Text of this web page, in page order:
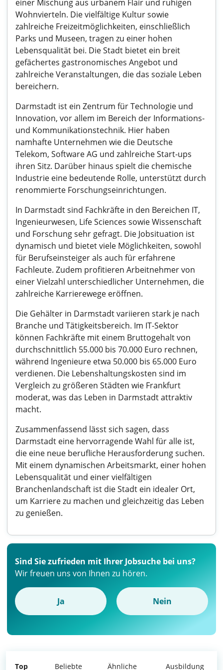
einer Mischung aus urbanem Flair und ruhigen
Wohnvierteln. Die vielfältige Kultur sowie
zahlreiche Freizeitmöglichkeiten, einschließlich
Parks und Museen, tragen zu einer hohen
Lebensqualität bei. Die Stadt bietet ein breit
gefächertes gastronomisches Angebot und
zahlreiche Veranstaltungen, die das soziale Leben
bereichern.
Darmstadt ist ein Zentrum für Technologie und
Innovation, vor allem im Bereich der Informations-
und Kommunikationstechnik. Hier haben
namhafte Unternehmen wie die Deutsche
Telekom, Software AG und zahlreiche Start-ups
ihren Sitz. Darüber hinaus spielt die chemische
Industrie eine bedeutende Rolle, unterstützt durch
renommierte Forschungseinrichtungen.
In Darmstadt sind Fachkräfte in den Bereichen IT,
Ingenieurwesen, Life Sciences sowie Wissenschaft
und Forschung sehr gefragt. Die Jobsituation ist
dynamisch und bietet viele Möglichkeiten, sowohl
für Berufseinsteiger als auch für erfahrene
Fachleute. Zudem profitieren Arbeitnehmer von
einer Vielzahl unterschiedlicher Unternehmen, die
zahlreiche Karrierewege eröffnen.
Die Gehälter in Darmstadt variieren stark je nach
Branche und Tätigkeitsbereich. Im IT-Sektor
können Fachkräfte mit einem Bruttogehalt von
durchschnittlich 55.000 bis 70.000 Euro rechnen,
während Ingenieure etwa 50.000 bis 65.000 Euro
verdienen. Die Lebenshaltungskosten sind im
Vergleich zu größeren Städten wie Frankfurt
moderat, was das Leben in Darmstadt attraktiv
macht.
Zusammenfassend lässt sich sagen, dass
Darmstadt eine hervorragende Wahl für alle ist,
die eine neue berufliche Herausforderung suchen.
Mit einem dynamischen Arbeitsmarkt, einer hohen
Lebensqualität und einer vielfältigen
Branchenlandschaft ist die Stadt ein idealer Ort,
um Karriere zu machen und gleichzeitig das Leben
zu genießen.
Sind Sie zufrieden mit Ihrer Jobsuche bei uns?
Wir freuen uns von Ihnen zu hören.
Ja Nein
Top Beliebte Ähnliche Ausbildung